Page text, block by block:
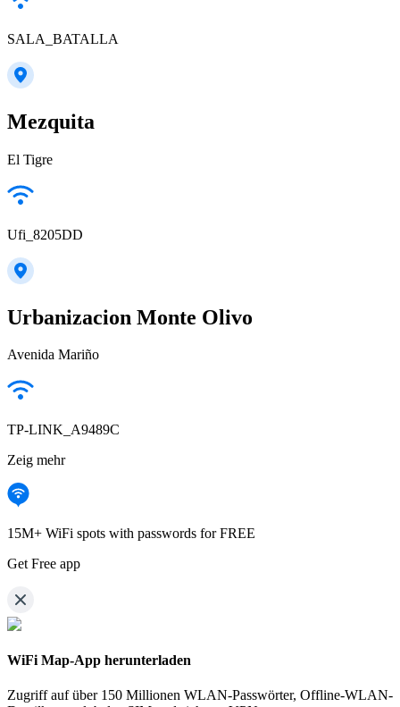
SALA_BATALLA
Mezquita
El Tigre
Ufi_8205DD
Urbanizacion Monte Olivo
Avenida Mariño
TP-LINK_A9489C
Zeig mehr
15M+ WiFi spots with passwords for FREE
Get Free app
WiFi Map-App herunterladen
Zugriff auf über 150 Millionen WLAN-Passwörter, Offline-WLAN-